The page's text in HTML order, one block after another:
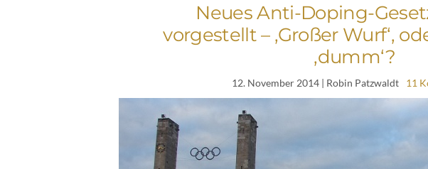
Neues Anti-Doping-
vorgestellt – ‚Großer Wurf‘,
‚dumm‘?
12. November 2014| Robin Patzwaldt 11